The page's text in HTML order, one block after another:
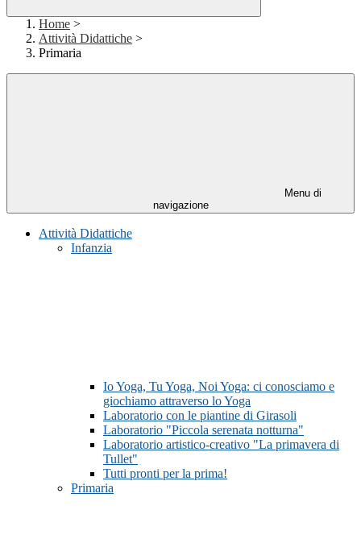
Home >
Attività Didattiche >
Primaria
Menu di
navigazione
Attività Didattiche
Infanzia
Io Yoga, Tu Yoga, Noi Yoga: ci conosciamo e
giochiamo attraverso lo Yoga
Laboratorio con le piantine di Girasoli
Laboratorio "Piccola serenata notturna"
Laboratorio artistico-creativo "La primavera di
Tullet"
Tutti pronti per la prima!
Primaria